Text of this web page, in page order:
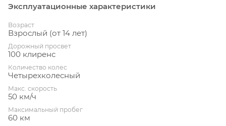
Эксплуатационные характеристики
Возраст
Взрослый (от 14 лет)
Дорожный просвет
100 клиренс
Количество колес
Четырехколесный
Макс. скорость
50 км/ч
Максимальный пробег
60 км